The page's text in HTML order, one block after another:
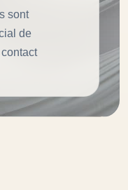
sont
de
contact